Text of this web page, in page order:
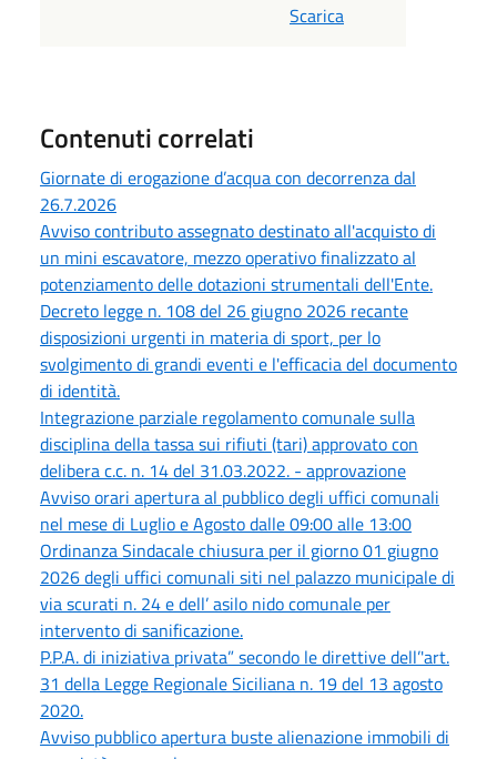
Scarica
Contenuti correlati
Giornate di erogazione d’acqua con decorrenza dal
26.7.2026
Avviso contributo assegnato destinato all'acquisto di
un mini escavatore, mezzo operativo finalizzato al
potenziamento delle dotazioni strumentali dell'Ente.
Decreto legge n. 108 del 26 giugno 2026 recante
disposizioni urgenti in materia di sport, per lo
svolgimento di grandi eventi e l'efficacia del documento
di identità.
Integrazione parziale regolamento comunale sulla
disciplina della tassa sui rifiuti (tari) approvato con
delibera c.c. n. 14 del 31.03.2022. - approvazione
Avviso orari apertura al pubblico degli uffici comunali
nel mese di Luglio e Agosto dalle 09:00 alle 13:00
Ordinanza Sindacale chiusura per il giorno 01 giugno
2026 degli uffici comunali siti nel palazzo municipale di
via scurati n. 24 e dell’ asilo nido comunale per
intervento di sanificazione.
P.P.A. di iniziativa privata” secondo le direttive dell’'art.
31 della Legge Regionale Siciliana n. 19 del 13 agosto
2020.
Avviso pubblico apertura buste alienazione immobili di